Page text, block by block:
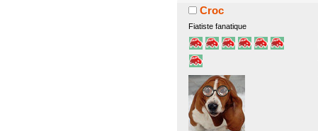
Croc
Fiatiste fanatique